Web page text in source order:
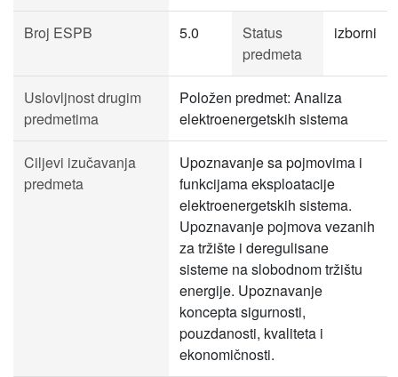
Broj ESPB 5.0
Status
predmeta
izborni
Uslovljnost drugim
predmetima
Položen predmet: Analiza
elektroenergetskih sistema
Ciljevi izučavanja
predmeta
Upoznavanje sa pojmovima i
funkcijama eksploatacije
elektroenergetskih sistema.
Upoznavanje pojmova vezanih
za tržište i deregulisane
sisteme na slobodnom tržištu
energije. Upoznavanje
koncepta sigurnosti,
pouzdanosti, kvaliteta i
ekonomičnosti.